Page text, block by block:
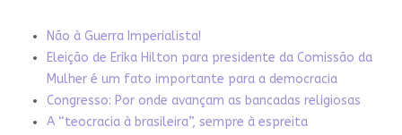
Não à Guerra Imperialista!
Eleição de Erika Hilton para presidente da Comissão da
Mulher é um fato importante para a democracia
Congresso: Por onde avançam as bancadas religiosas
A “teocracia à brasileira”, sempre à espreita